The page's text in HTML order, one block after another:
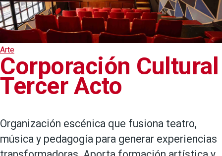
Arte
Corporación Cultural
Tercer Acto
Organización escénica que fusiona teatro,
música y pedagogía para generar experiencias